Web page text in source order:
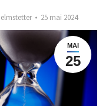
25 mai 2024
MAI
25